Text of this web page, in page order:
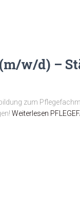
w/d) –
zum
Weiterlesen